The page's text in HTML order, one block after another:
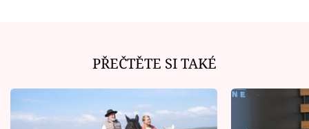
PŘEČTĚTE SI TAKÉ